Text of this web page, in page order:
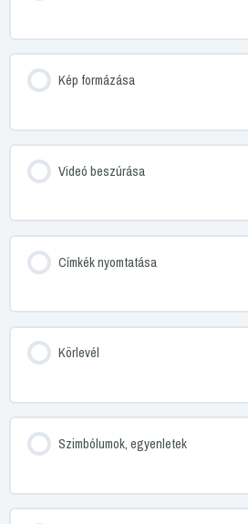
Kép formázása
Videó beszúrása
Címkék nyomtatása
Körlevél
Szimbólumok, egyenletek